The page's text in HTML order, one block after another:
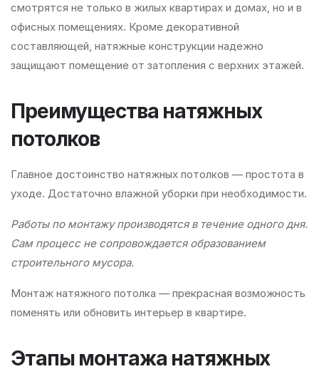
смотрятся не только в жилых квартирах и домах, но и в
офисных помещениях. Кроме декоративной
составляющей, натяжные конструкции надежно
защищают помещение от затопления с верхних этажей.
Преимущества натяжных
потолков
Главное достоинство натяжных потолков — простота в
уходе. Достаточно влажной уборки при необходимости.
Работы по монтажу производятся в течение одного дня.
Сам процесс не сопровождается образованием
строительного мусора.
Монтаж натяжного потолка — прекрасная возможность
поменять или обновить интерьер в квартире.
Этапы монтажа натяжных